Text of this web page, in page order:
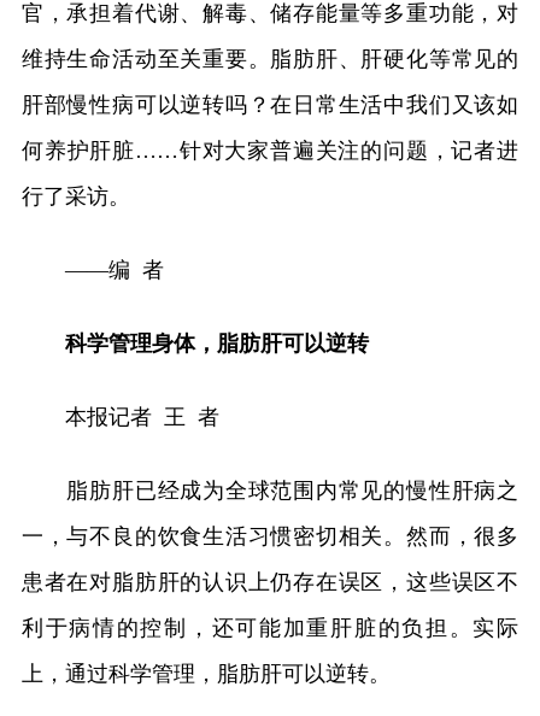
官，承担着代谢、解毒、储存能量等多重功能，对
维持生命活动至关重要。脂肪肝、肝硬化等常见的
肝部慢性病可以逆转吗？在日常生活中我们又该如
何养护肝脏……针对大家普遍关注的问题，记者进
行了采访。
——编 者
科学管理身体，脂肪肝可以逆转
本报记者 王 者
脂肪肝已经成为全球范围内常见的慢性肝病之
一，与不良的饮食生活习惯密切相关。然而，很多
患者在对脂肪肝的认识上仍存在误区，这些误区不
利于病情的控制，还可能加重肝脏的负担。实际
上，通过科学管理，脂肪肝可以逆转。